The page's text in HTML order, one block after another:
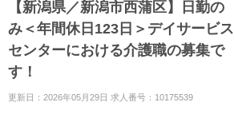
【新潟県／新潟市西蒲区】日勤の
み＜年間休日123日＞デイサービス
センターにおける介護職の募集で
す！
更新日：2026年05月29日 求人番号：10175539